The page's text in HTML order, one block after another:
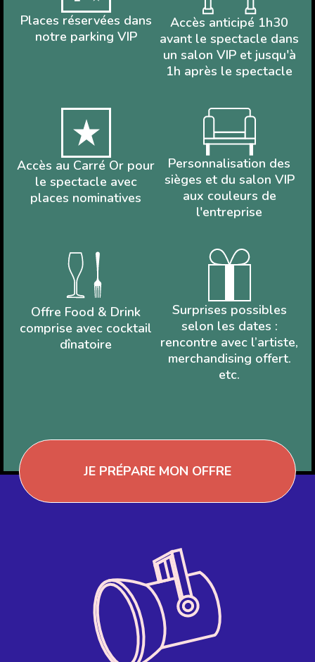
Places réservées dans
notre parking VIP
Accès anticipé 1h30
avant le spectacle dans
un salon VIP et jusqu'à
1h après le spectacle
Accès au Carré Or pour
le spectacle avec
places nominatives
Personnalisation des
sièges et du salon VIP
aux couleurs de
l'entreprise
Offre Food & Drink
comprise avec cocktail
dînatoire
Surprises possibles
selon les dates :
rencontre avec l’artiste,
merchandising offert.
etc.
JE PRÉPARE MON OFFRE